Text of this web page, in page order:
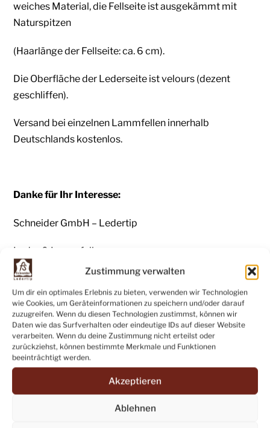
Zustimmung verwalten
Um dir ein optimales Erlebnis zu bieten, verwenden wir Technologien
wie Cookies, um Geräteinformationen zu speichern und/oder darauf
zuzugreifen. Wenn du diesen Technologien zustimmst, können wir
Daten wie das Surfverhalten oder eindeutige IDs auf dieser Website
verarbeiten. Wenn du deine Zustimmung nicht erteilst oder
zurückziehst, können bestimmte Merkmale und Funktionen
beeinträchtigt werden.
Akzeptieren
Ablehnen
weiches Material, die Fellseite ist ausgekämmt mit
Naturspitzen
(Haarlänge der Fellseite: ca. 6 cm).
Die Oberfläche der Lederseite ist velours (dezent
geschliffen).
Versand bei einzelnen Lammfellen innerhalb
Deutschlands kostenlos.
Danke für Ihr Interesse:
Schneider GmbH – Ledertip
Leder & Lammfelle
Seestr.11
72074 Tübingen-Pfrondorf
Verkauf ab Betrieb
in Tübingen-Pfrondorf, Seestrasse 11: